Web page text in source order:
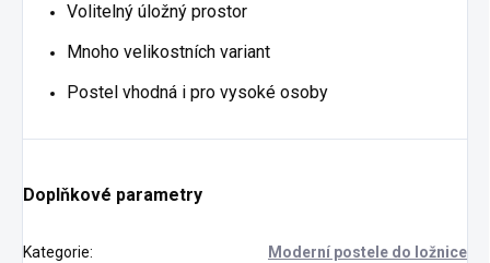
Volitelný úložný prostor
Mnoho velikostních variant
Postel vhodná i pro vysoké osoby
Doplňkové parametry
Kategorie: Moderní postele do ložnice